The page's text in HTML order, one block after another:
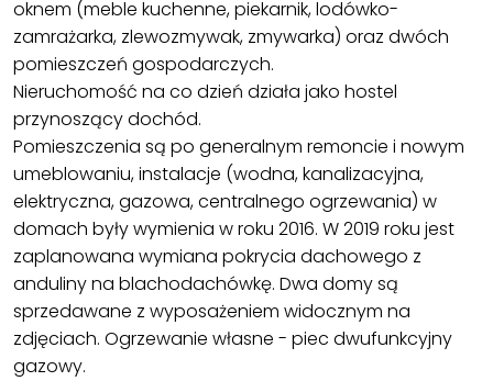
oknem (meble kuchenne, piekarnik, lodówko-
zamrażarka, zlewozmywak, zmywarka) oraz dwóch
pomieszczeń gospodarczych.
Nieruchomość na co dzień działa jako hostel
przynoszący dochód.
Pomieszczenia są po generalnym remoncie i nowym
umeblowaniu, instalacje (wodna, kanalizacyjna,
elektryczna, gazowa, centralnego ogrzewania) w
domach były wymienia w roku 2016. W 2019 roku jest
zaplanowana wymiana pokrycia dachowego z
anduliny na blachodachówkę. Dwa domy są
sprzedawane z wyposażeniem widocznym na
zdjęciach. Ogrzewanie własne - piec dwufunkcyjny
gazowy.